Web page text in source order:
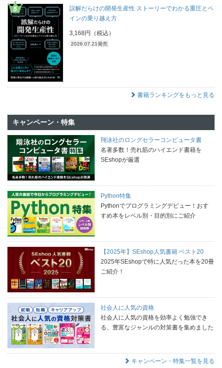
誤解だらけの開発生産性 ストーリーでわかる重圧とペ
インの乗り越え方
3,168円（税込）
2026.07.21発売
書籍ランキングをもっと見る
キャンペーン・特集
翔泳社のロングセラーコンピュータ書
名著多数！売れ筋のハイエンド書籍を
SEshopが厳選
Python特集
Pythonでプログラミングデビュー！おす
すめ本をレベル別・目的別にご紹介
【2025年】SEshop人気書籍 ベスト20
2025年SEshopで特に人気だった本を20冊
ご紹介！
社会人に人気の資格
社会人に人気の資格を効率よく勉強でき
る、豊富なジャンルの対策書を集めました
キャンペーン・特集一覧を見る